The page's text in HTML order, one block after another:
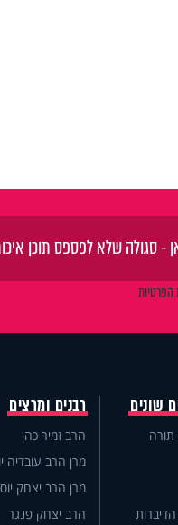
הפרטיות
שונים
תורה
רבנים ומרצים
הרב זמיר כהן
מרן הרב עובדיה
מרן הרב יצחק
הרב יצחק פנגר